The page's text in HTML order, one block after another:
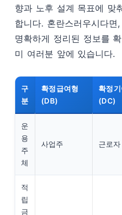
향과 노후 설계 목표에 맞
합니다. 혼란스러우시다면
명확하게 정리된 정보를
미 여러분 앞에 있습니다.
구
분
확정급여형
(DB)
확정
(DC)
운
용
주
체
사업주 근로자
적
립
금